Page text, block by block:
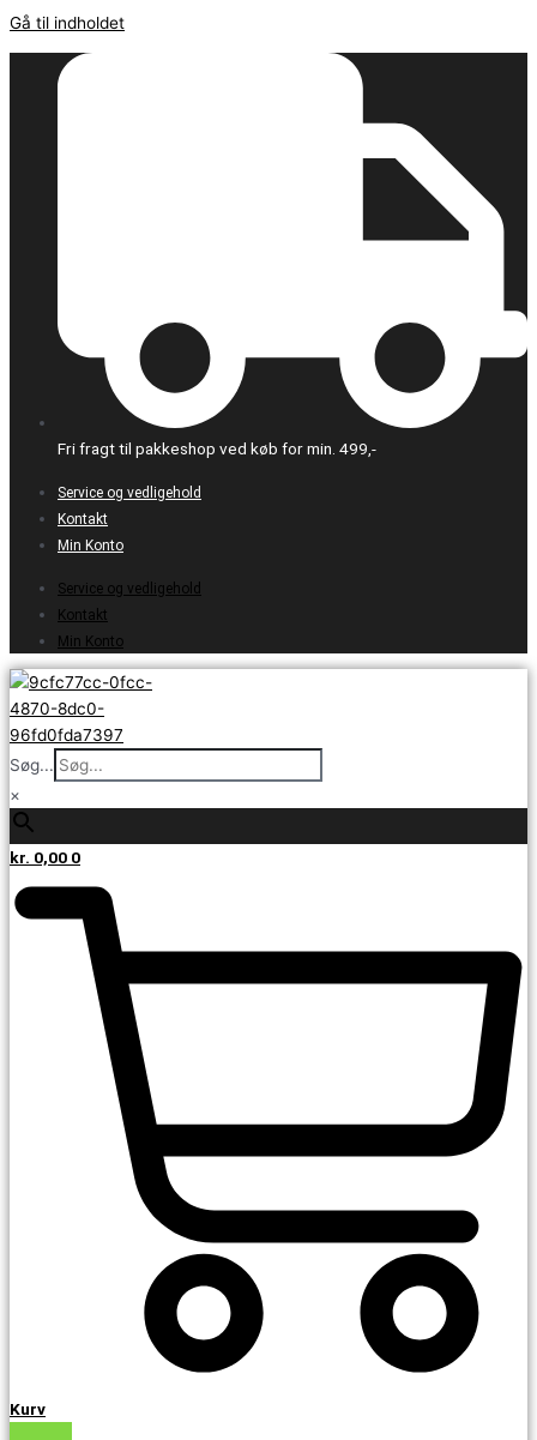
Gå til indholdet
Fri fragt til pakkeshop ved køb for min. 499,-
Service og vedligehold
Kontakt
Min Konto
Service og vedligehold
Kontakt
Min Konto
Søg...
×
kr. 0,00 0
Kurv